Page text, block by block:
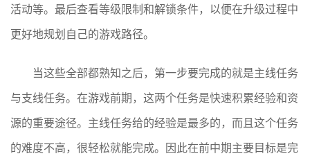
活动等。最后查看等级限制和解锁条件，以便在升级过程中
更好地规划自己的游戏路径。
当这些全部都熟知之后，第一步要完成的就是主线任务
与支线任务。在游戏前期，这两个任务是快速积累经验和资
源的重要途径。主线任务给的经验是最多的，而且这个任务
的难度不高，很轻松就能完成。因此在前中期主要目标是完